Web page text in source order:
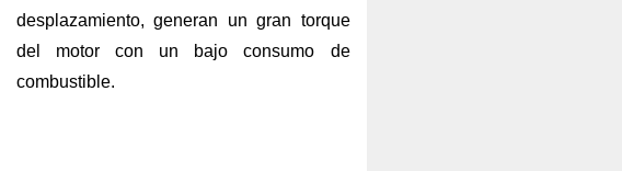
desplazamiento, generan un gran torque
del motor con un bajo consumo de
combustible.